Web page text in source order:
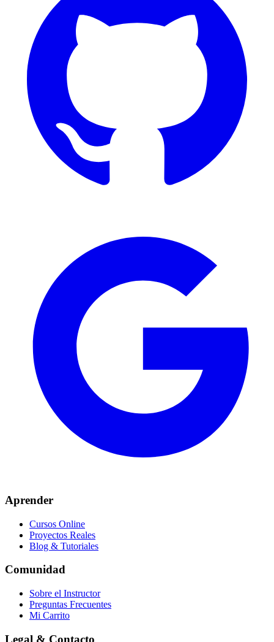
Aprender
Cursos Online
Proyectos Reales
Blog & Tutoriales
Comunidad
Sobre el Instructor
Preguntas Frecuentes
Mi Carrito
Legal & Contacto